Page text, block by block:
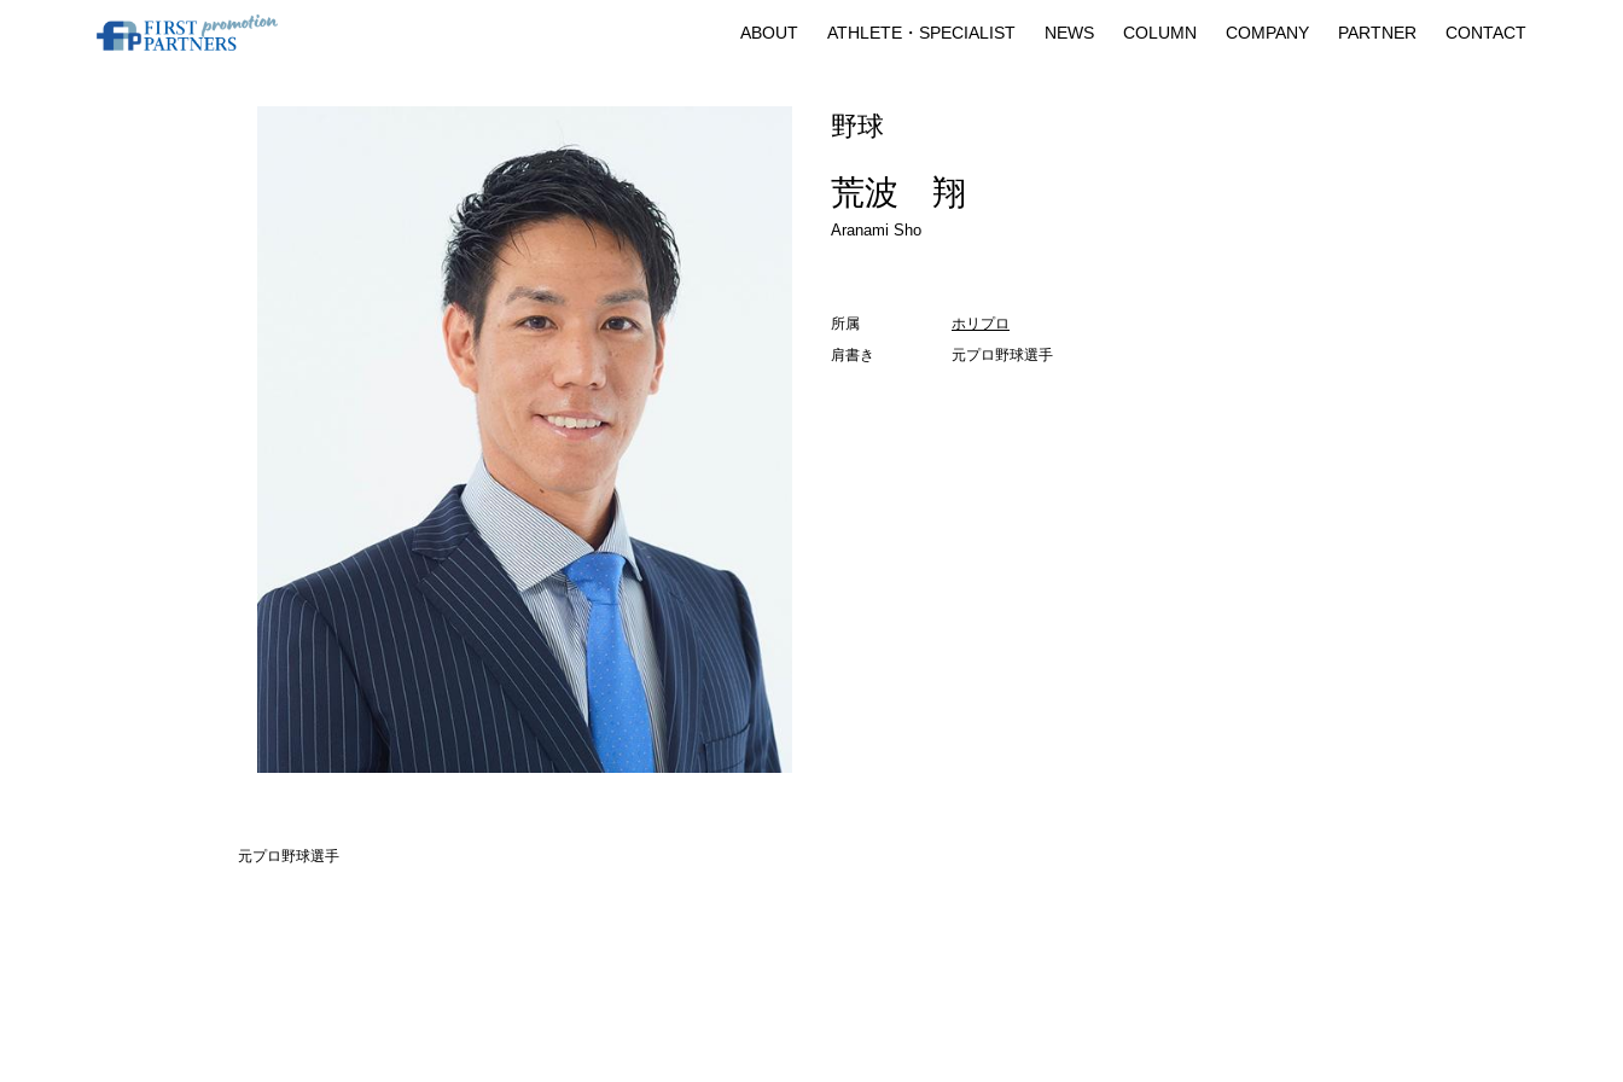
ABOUT ATHLETE・SPECIALIST NEWS COLUMN COMPANY PARTNER CONTACT
野球
荒波 翔
Aranami Sho
所属
ホリプロ
肩書き
元プロ野球選手
元プロ野球選手